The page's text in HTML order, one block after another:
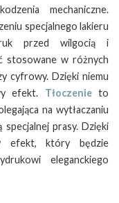
mechaniczne.
specjalnego lakieru
przed wilgocią i
stosowane w różnych
cyfrowy. Dzięki niemu
efekt.
Tłoczenieto
na wytłaczaniu
prasy. Dzięki
efekt, który będzie
eleganckiego